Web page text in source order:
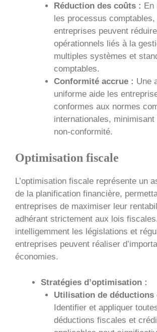
Réduction des coûts : En
les processus comptables,
entreprises peuvent
opérationnels liés à la
multiples systèmes et
comptables.
Conformité accrue : Une
uniforme aide les
conformes aux normes
internationales,
non-conformité.
Optimisation fiscale
L’optimisation fiscale représente un
de la planification financière,
entreprises de maximiser leur
adhérant strictement aux lois
intelligemment les législations et
entreprises peuvent réaliser
économies.
Stratégies d’optimisation :
Utilisation de déductions
Identifier et appliquer
déductions fiscales et